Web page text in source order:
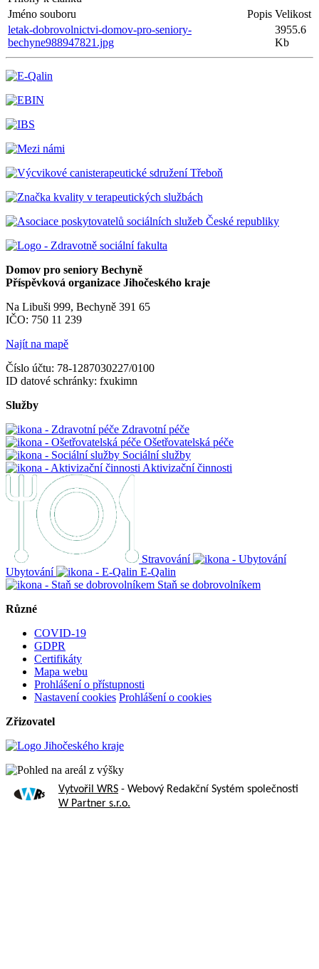
Jméno souboru
Popis Velikost
letak-dobrovolnictvi-domov-pro-seniory-
bechyne988947821.jpg
3955.6
Kb
Domov pro seniory Bechyně
Příspěvková organizace Jihočeského kraje
Na Libuši 999, Bechyně 391 65
IČO: 750 11 239
Najít na mapě
Číslo účtu: 78-1287030227/0100
ID datové schránky: fxukimn
Služby
Zdravotní péče
Ošetřovatelská péče
Sociální služby
Aktivizační činnosti
Stravování
Ubytování
E-Qalin
Staň se dobrovolníkem
Různé
COVID-19
GDPR
Certifikáty
Mapa webu
Prohlášení o přístupnosti
Nastavení cookies Prohlášení o cookies
Zřizovatel
Vytvořil WRS - Webový Redakční Systém společnosti
W Partner s.r.o.